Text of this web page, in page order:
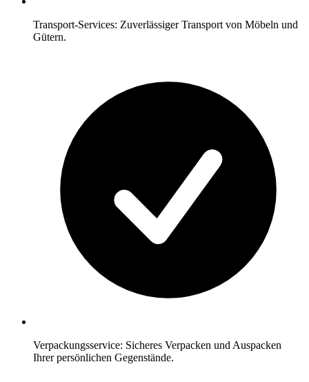
Transport-Services: Zuverlässiger Transport von Möbeln und
Gütern.
Verpackungsservice: Sicheres Verpacken und Auspacken
Ihrer persönlichen Gegenstände.